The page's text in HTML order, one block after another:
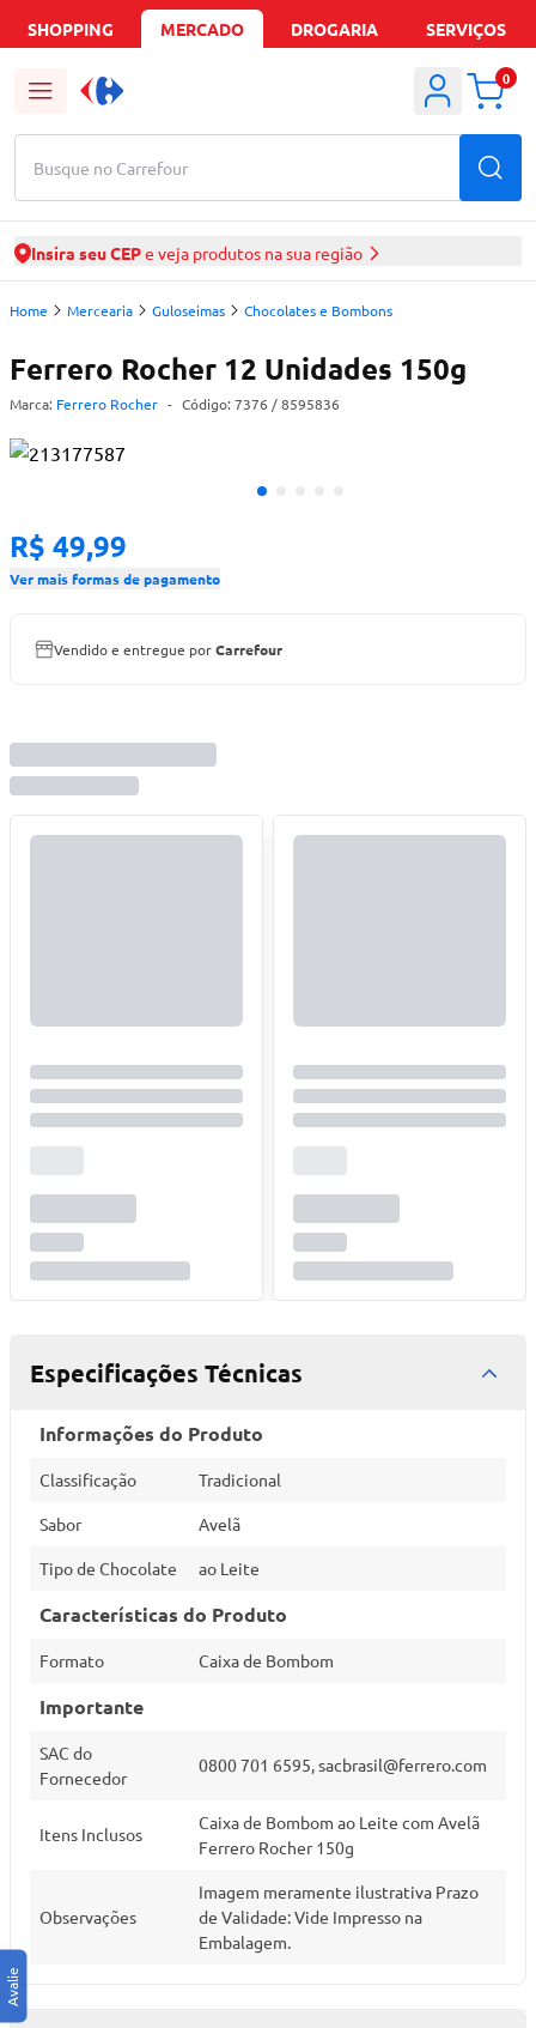
SHOPPING MERCADO DROGARIA SERVIÇOS
Busque no Carrefour
0
Insira seu CEPe veja produtos na sua região
Home Mercearia Guloseimas Chocolates e Bombons
Ferrero Rocher 12 Unidades 150g
Marca: Ferrero Rocher - Código: 7376 / 8595836
R$ 49,99
Ver mais formas de pagamento
Vendido e entregue porCarrefour
Especificações Técnicas
Informações do Produto
Classificação Tradicional
Sabor Avelã
Tipo de Chocolate ao Leite
Características do Produto
Formato Caixa de Bombom
Importante
SAC do
Fornecedor
0800 701 6595,sacbrasil@ferrero.com
Itens Inclusos
Caixa de Bombom ao Leite com Avelã
Ferrero Rocher 150g
Observações
Imagem meramente ilustrativa Prazo
de Validade: Vide Impresso na
Embalagem.